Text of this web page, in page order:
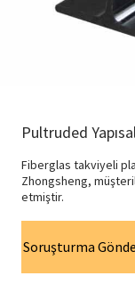
Pultruded
Fiberglas takviyeli
Zhongsheng,
etmiştir.
Soruşturma